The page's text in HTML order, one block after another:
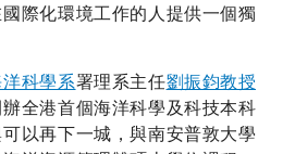
際化環境工作的人提供一個獨
科學系署理系主任劉振鈞教授
全港首個海洋科學及科技本科
以再下一城，與南安普敦大學